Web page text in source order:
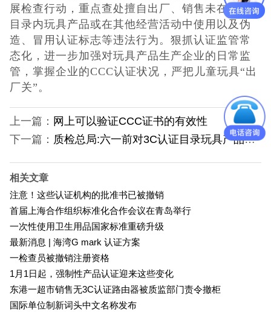
ROHS认证
日本PSE认证
ECE认证
澳洲SAA认证
ISO体系认证
CCC认证
其它认证
收起菜单
©Danotest.Com
展检查行动，重点查处擅自出厂、销售未在CCC
目录内玩具产品或在其他经营活动中使用以及伪
造、冒用认证标志等违法行为。狠抓认证监管常
态化，进一步加强对玩具产品生产企业的日常监
管，掌握企业的CCC认证状况，严把儿童玩具“出
厂关”。
上一篇： 网上可以验证CCC证书的有效性
下一篇： 质检总局:六一前对3C认证目录玩具产品全面检查
相关文章
注意！这些认证机构的批准书已被撤销
首届上海合作组织标准化合作会议在青岛举行
一次性使用卫生用品国家标准重磅升级
最新消息 | 海湾G mark 认证方案
一检查员被撤销注册资格
1月1日起，强制性产品认证迎来这些变化
东港一超市销售无3C认证路由器被质监部门责令撤柜
国际单位制新词头中文名称发布